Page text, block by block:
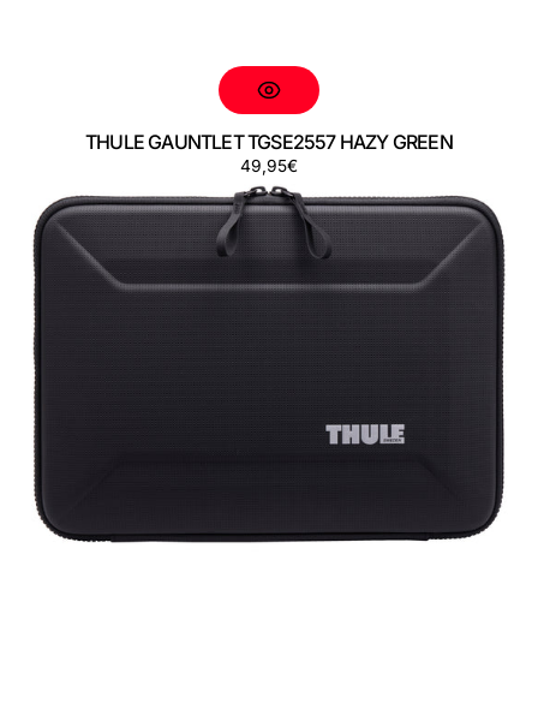
THULE GAUNTLET TGSE2557 HAZY GREEN
Preço
49,95€
GAUNTLET
TGSE2558
BLACK